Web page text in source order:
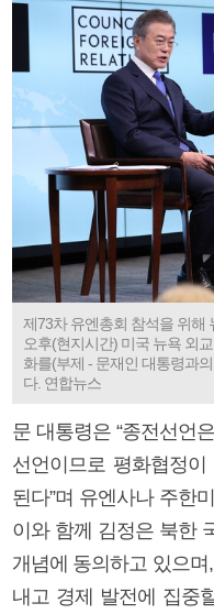
제73차 유엔총회 참석을 위해
오후(현지시간) 미국 뉴욕 외
화를(부제 - 문재인 대통령과
다. 연합뉴스
문 대통령은 “종전선언
선언이므로 평화협정
된다”며 유엔사나 주한
이와 함께 김정은 북한
개념에 동의하고 있으
내고 경제 발전에 집중